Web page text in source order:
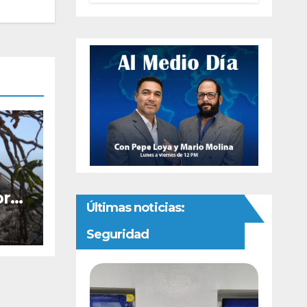
Chihuahua
Últimas noticias:
Seguridad